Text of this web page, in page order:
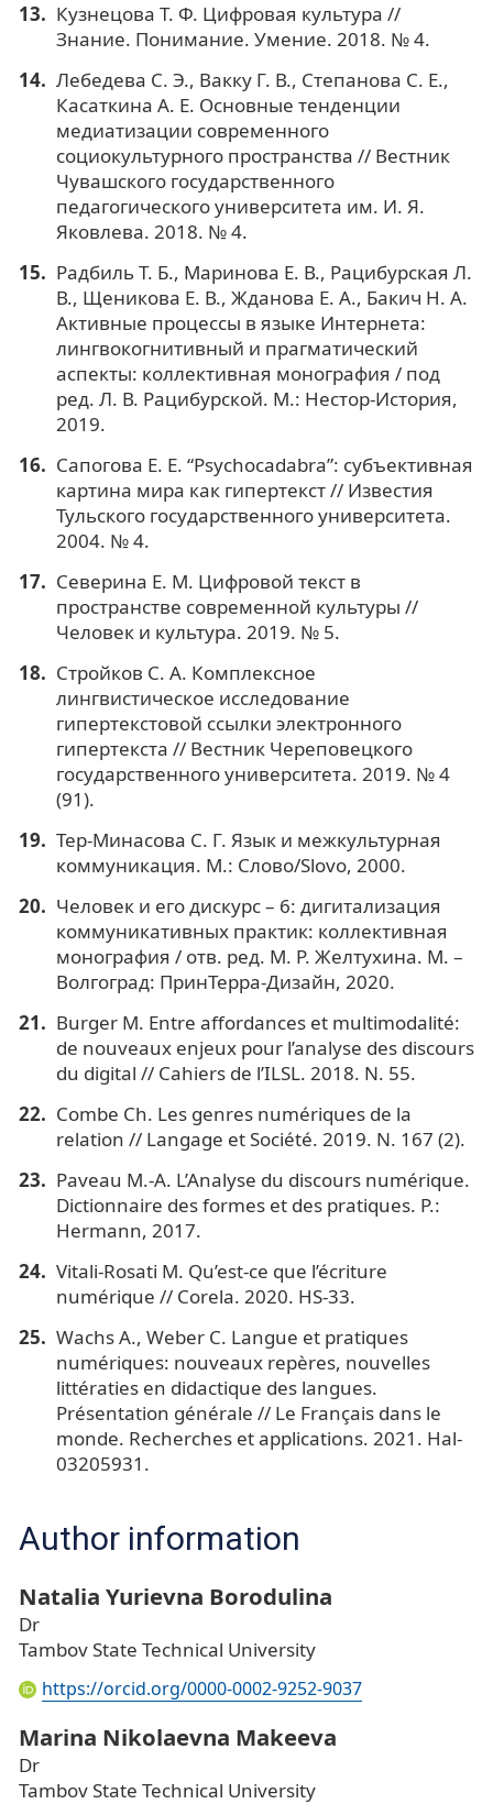
Кузнецова Т. Ф. Цифровая культура //
Знание. Понимание. Умение. 2018. № 4.
Лебедева С. Э., Вакку Г. В., Степанова С. Е.,
Касаткина А. Е. Основные тенденции
медиатизации современного
социокультурного пространства // Вестник
Чувашского государственного
педагогического университета им. И. Я.
Яковлева. 2018. № 4.
Радбиль Т. Б., Маринова Е. В., Рацибурская Л.
В., Щеникова Е. В., Жданова Е. А., Бакич Н. А.
Активные процессы в языке Интернета:
лингвокогнитивный и прагматический
аспекты: коллективная монография / под
ред. Л. В. Рацибурской. М.: Нестор-История,
2019.
Сапогова Е. Е. “Psychocadabra”: субъективная
картина мира как гипертекст // Известия
Тульского государственного университета.
2004. № 4.
Северина Е. М. Цифровой текст в
пространстве современной культуры //
Человек и культура. 2019. № 5.
Стройков С. А. Комплексное
лингвистическое исследование
гипертекстовой ссылки электронного
гипертекста // Вестник Череповецкого
государственного университета. 2019. № 4
(91).
Тер-Минасова С. Г. Язык и межкультурная
коммуникация. М.: Слово/Slovo, 2000.
Человек и его дискурс – 6: дигитализация
коммуникативных практик: коллективная
монография / отв. ред. М. Р. Желтухина. М. –
Волгоград: ПринТерра-Дизайн, 2020.
Burger M. Entre affordances et multimodalité:
de nouveaux enjeux pour l’analyse des discours
du digital // Cahiers de l’ILSL. 2018. N. 55.
Combe Ch. Les genres numériques de la
relation // Langage et Société. 2019. N. 167 (2).
Paveau M.-A. L’Analyse du discours numérique.
Dictionnaire des formes et des pratiques. P.:
Hermann, 2017.
Vitali-Rosati M. Qu’est-ce que l’écriture
numérique // Corela. 2020. HS-33.
Wachs A., Weber C. Langue et pratiques
numériques: nouveaux repères, nouvelles
littératies en didactique des langues.
Présentation générale // Le Français dans le
monde. Recherches et applications. 2021. Hal-
03205931.
Author information
Natalia Yurievna Borodulina
Dr
Tambov State Technical University
https://orcid.org/0000-0002-9252-9037
Marina Nikolaevna Makeeva
Dr
Tambov State Technical University